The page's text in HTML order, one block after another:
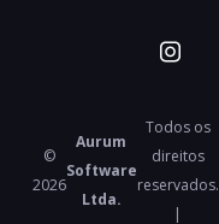
©
2026
Aurum
Software
Ltda.
Todos os
direitos
reservados.
|